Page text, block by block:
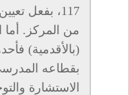
117، بفعل
من المركز. أما
(بالأقدمية)
بقطاعه
الاستشارة